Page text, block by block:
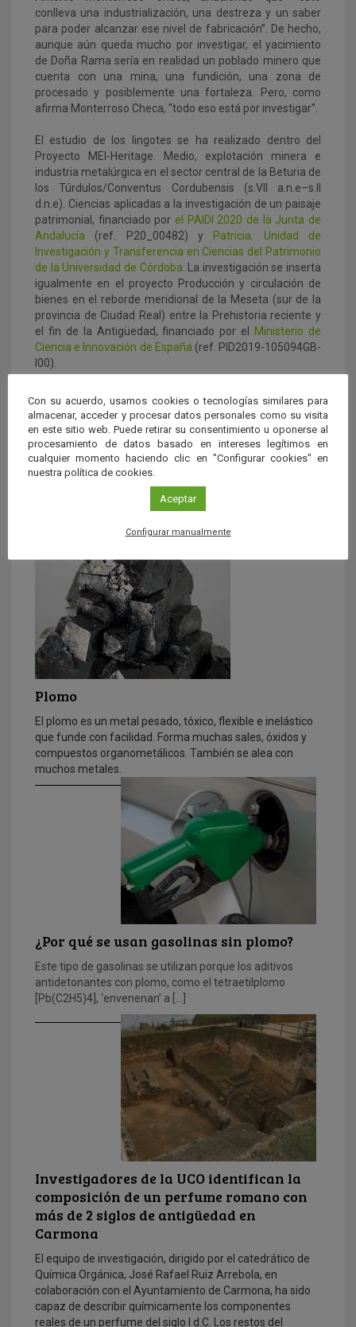
conlleva una industrialización, una destreza y un saber
para poder alcanzar ese nivel de fabricación”. De hecho,
aunque aún queda mucho por investigar, el yacimiento
de Doña Rama sería en realidad un poblado minero que
cuenta con una mina, una fundición, una zona de
procesado y posiblemente una fortaleza. Pero, como
afirma Monterroso Checa, “todo eso está por investigar”.
El estudio de los lingotes se ha realizado dentro del
Proyecto MEI-Heritage. Medio, explotación minera e
industria metalúrgica en el sector central de la Beturia de
los Túrdulos/Conventus Cordubensis (s.VII a.n.e–s.II
d.n.e). Ciencias aplicadas a la investigación de un paisaje
patrimonial, financiado por el PAIDI 2020 de la Junta de
Andalucía (ref. P20_00482) y
Patricia. Unidad de
Investigación y Transferencia en Ciencias del Patrimonio
de la Universidad de Córdoba . La investigación se inserta
igualmente en el proyecto Producción y circulación de
bienes en el reborde meridional de la Meseta (sur de la
provincia de Ciudad Real) entre la Prehistoria reciente y
el fin de la Antigüedad, financiado por el
Ministerio de
Ciencia e Innovación de España (ref. PID2019-105094GB-
I00).
Referencia:
Monterroso-Checa A, Domergue C, Rico C, et al.
societas Sisaponensis, los lingotes de Doña Rama-
Belmez y la explotación minera de los montes de
Corduba’.Journal of Roman Archaeology
Contenido relacionado
Plomo
El plomo es un metal pesado, tóxico, flexible e inelástico
que funde con facilidad. Forma muchas sales, óxidos y
compuestos organometálicos. También se alea con
muchos metales.
¿Por qué se usan gasolinas sin plomo?
Este tipo de gasolinas se utilizan porque los aditivos
antidetonantes con plomo, como el tetraetilplomo
[Pb(C2H5)4], ‘envenenan’ a […]
Investigadores de la UCO identifican la
composición de un perfume romano con
más de 2 siglos de antigüedad en
Carmona
El equipo de investigación, dirigido por el catedrático de
Química Orgánica, José Rafael Ruiz Arrebola, en
colaboración con el Ayuntamiento de Carmona, ha sido
capaz de describir químicamente los componentes
reales de un perfume del siglo I d.C. Los restos del
Con su acuerdo, usamos cookies o tecnologías similares para
almacenar, acceder y procesar datos personales como su visita
en este sitio web. Puede retirar su consentimiento u oponerse al
procesamiento de datos basado en intereses legítimos en
cualquier momento haciendo clic en "Configurar cookies" en
nuestra política de cookies.
Aceptar
Configurar manualmente